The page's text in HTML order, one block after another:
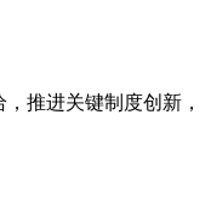
推进关键制度创新，